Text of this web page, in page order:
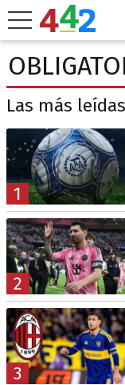
Las más leídas
1
2
3